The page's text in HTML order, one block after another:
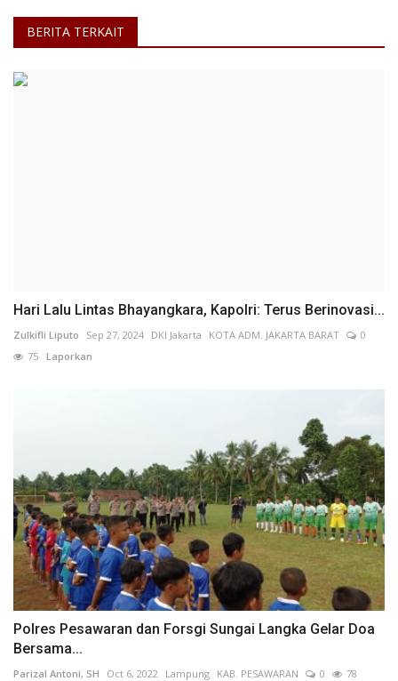
BERITA TERKAIT
Hari Lalu Lintas Bhayangkara, Kapolri: Terus Berinovasi...
Zulkifli Liputo Sep 27, 2024 DKI Jakarta KOTA ADM. JAKARTA BARAT
0
75 Laporkan
Polres Pesawaran dan Forsgi Sungai Langka Gelar Doa
Bersama...
Parizal Antoni, SH Oct 6, 2022 Lampung KAB. PESAWARAN 0
78